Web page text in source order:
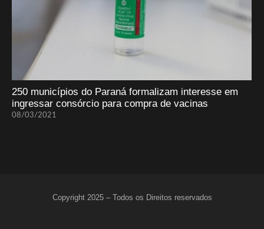
250 municípios do Paraná formalizam interesse em
ingressar consórcio para compra de vacinas
08/03/2021
Copyright 2025 – Todos os Direitos reservados